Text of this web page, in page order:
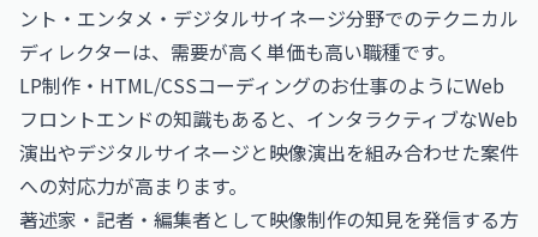
ント・エンタメ・デジタルサイネージ分野でのテクニカル
ディレクターは、需要が高く単価も高い職種です。
LP制作・HTML/CSSコーディングのお仕事のようにWeb
フロントエンドの知識もあると、インタラクティブなWeb
演出やデジタルサイネージと映像演出を組み合わせた案件
への対応力が高まります。
著述家・記者・編集者として映像制作の知見を発信する方